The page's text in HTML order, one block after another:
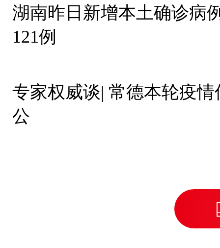
湖南昨日新增本土确诊病
121例
专家权威谈| 常德本轮疫
公